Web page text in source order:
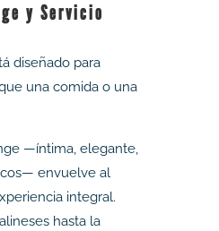
y Servicio
diseñado para
una comida o una
—íntima, elegante,
envuelve al
integral.
hasta la